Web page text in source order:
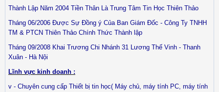
Thành Lập Năm 2004 Tiền Thân Là Trung Tâm Tin Học Thiên Thảo
Tháng 06/2006 Được Sự Đồng ý Của Ban Giám Đốc - Công Ty TNHH
TM & PTCN Thiên Thảo Chính Thức Thành lập
Tháng 09/2008 Khai Trương Chi Nhánh 31 Lương Thế Vinh - Thanh
Xuân - Hà Nội
Lĩnh vực kinh doanh :
v - Chuyên cung cấp Thiết bị tin học( Máy chủ, máy tính PC, máy tính